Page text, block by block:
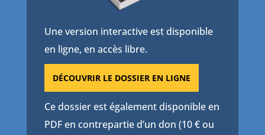
Une version interactive est disponible
en ligne, en accès libre.
DÉCOUVRIR LE DOSSIER EN LIGNE
Ce dossier est également disponible en
PDF en contrepartie d’un don (10 € ou